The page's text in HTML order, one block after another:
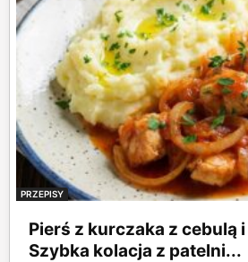
PRZEPISY
Pierś z kurczaka z cebulą
Szybka kolacja z patelni...